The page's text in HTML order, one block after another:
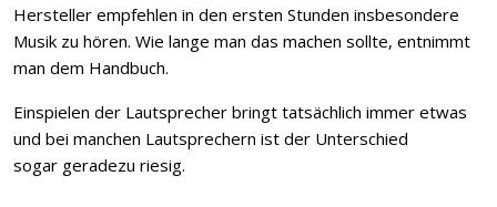
Hersteller empfehlen in den ersten Stunden insbesondere
Musik zu hören. Wie lange man das machen sollte, entnimmt
man dem Handbuch.
Einspielen der Lautsprecher bringt tatsächlich immer etwas
und bei manchen Lautsprechern ist der Unterschied
sogar geradezu riesig.